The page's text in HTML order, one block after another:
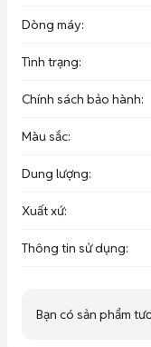
Dòng máy:
Tình trạng:
Chính sách bảo hành:
Màu sắc:
Dung lượng:
Xuất xứ:
Thông tin sử dụng:
Bạn có sản phẩm